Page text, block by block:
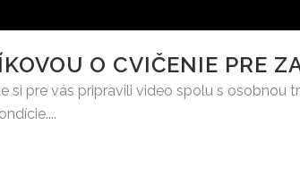
O CVIČENIE PRE
si pre vás pripravili video spolu s osobnou